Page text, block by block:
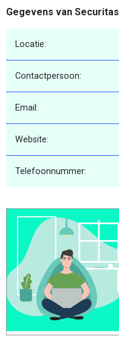
Gegevens van Securitas
Locatie:
Contactpersoon:
Email:
Website:
Telefoonnummer: